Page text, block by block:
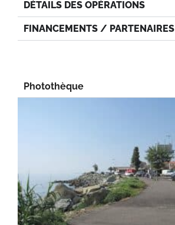
DÉTAILS DES OPÉRATIONS
FINANCEMENTS / PARTENAIRES
Photothèque